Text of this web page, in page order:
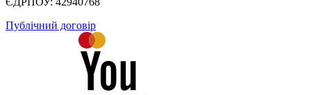
Публічний договір